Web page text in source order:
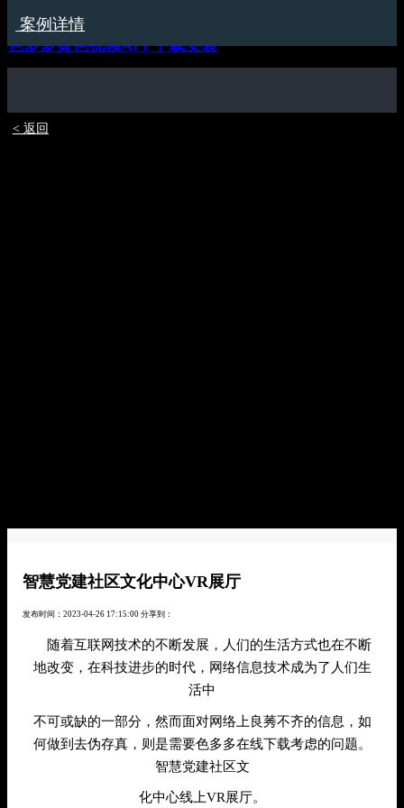
色多多在线下载,色多多视频在线观看,色多多下载污版,
色多多黄色视频APP下载安装
案例详情
< 返回
智慧党建社区文化中心VR展厅
发布时间：2023-04-26 17:15:00分享到：
随着互联网技术的不断发展，人们的生活方式也在不断
地改变，在科技进步的时代，网络信息技术成为了人们生
活中
不可或缺的一部分，然而面对网络上良莠不齐的信息，如
何做到去伪存真，则是需要色多多在线下载考虑的问题。
智慧党建社区文
化中心线上VR展厅。